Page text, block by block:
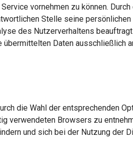
vornehmen zu können. Durch
Stelle seine persönlichen
des Nutzerverhaltens beauftragt
Daten ausschließlich
die Wahl der entsprechenden
verwendeten Browsers zu
und sich bei der Nutzung der